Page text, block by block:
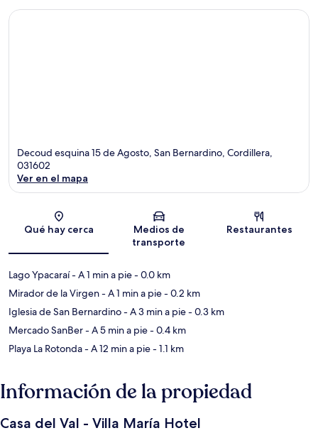
Decoud esquina 15 de Agosto, San Bernardino, Cordillera,
031602
Ver en el mapa
Qué hay cerca
Medios de
transporte
Restaurantes
Lago Ypacaraí- A 1 min a pie- 0.0 km
Mirador de la Virgen- A 1 min a pie- 0.2 km
Iglesia de San Bernardino- A 3 min a pie- 0.3 km
Mercado SanBer- A 5 min a pie- 0.4 km
Playa La Rotonda- A 12 min a pie- 1.1 km
Información de la propiedad
Casa del Val - Villa María Hotel